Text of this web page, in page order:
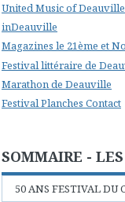
United Music of Deauville
inDeauville
Magazines le 21ème et
Festival littéraire de
Marathon de Deauville
Festival Planches Contact
SOMMAIRE -
50 ANS FESTIVAL DU